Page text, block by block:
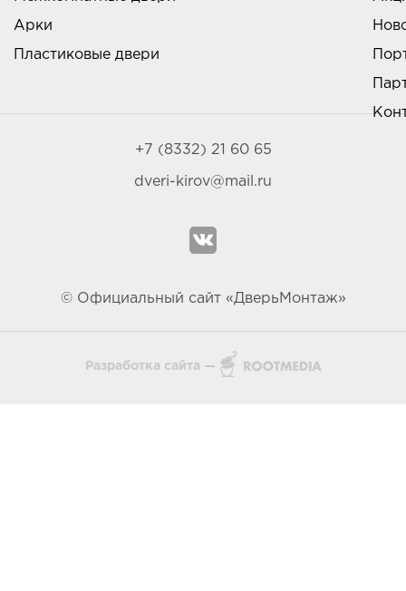
Арки
Пластиковые двери
+7 (8332) 21 60 65
dveri-kirov@mail.ru
© Официальный сайт «ДверьМонтаж»
Разработка сайта —